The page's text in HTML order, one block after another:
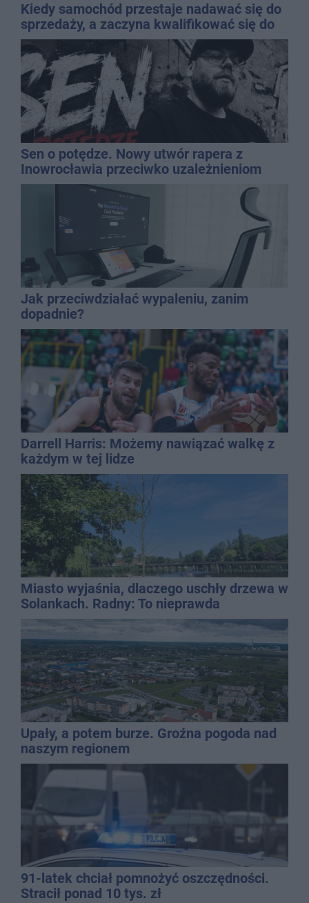
Kiedy samochód przestaje nadawać się do
sprzedaży, a zaczyna kwalifikować się do
kasacji?
Sen o potędze. Nowy utwór rapera z
Inowrocławia przeciwko uzależnieniom
Jak przeciwdziałać wypaleniu, zanim
dopadnie?
Darrell Harris: Możemy nawiązać walkę z
każdym w tej lidze
Miasto wyjaśnia, dlaczego uschły drzewa w
Solankach. Radny: To nieprawda
Upały, a potem burze. Groźna pogoda nad
naszym regionem
91-latek chciał pomnożyć oszczędności.
Stracił ponad 10 tys. zł